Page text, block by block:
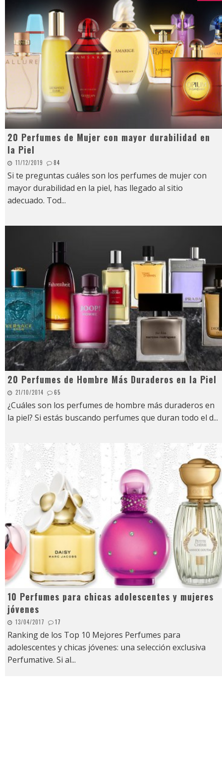
20 Perfumes de Mujer con mayor durabilidad en
la Piel
11/12/2019 84
Si te preguntas cuáles son los perfumes de mujer con
mayor durabilidad en la piel, has llegado al sitio
adecuado. Tod...
20 Perfumes de Hombre Más Duraderos en la Piel
21/10/2014 65
¿Cuáles son los perfumes de hombre más duraderos en
la piel? Si estás buscando perfumes que duran todo el d...
10 Perfumes para chicas adolescentes y mujeres
jóvenes
13/04/2017 17
Ranking de los Top 10 Mejores Perfumes para
adolescentes y chicas jóvenes: una selección exclusiva
Perfumative. Si al...